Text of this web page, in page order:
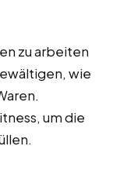
zu arbeiten
wie
um die